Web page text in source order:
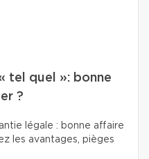
tel quel »: bonne
?
légale : bonne affaire
les avantages, pièges